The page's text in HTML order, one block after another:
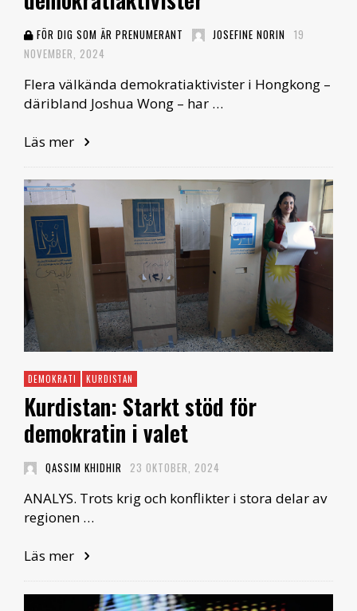
FÖR DIG SOM ÄR PRENUMERANT JOSEFINE NORIN 19
NOVEMBER, 2024
Flera välkända demokratiaktivister i Hongkong –
däribland Joshua Wong – har …
Läs mer
DEMOKRATI KURDISTAN
Kurdistan: Starkt stöd för
demokratin i valet
QASSIM KHIDHIR 23 OKTOBER, 2024
ANALYS. Trots krig och konflikter i stora delar av
regionen …
Läs mer